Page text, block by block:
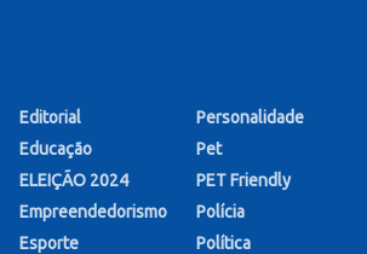
Editorial
Educação
ELEIÇÃO 2024
Empreendedorismo
Esporte
Personalidade
Pet
PET Friendly
Polícia
Política